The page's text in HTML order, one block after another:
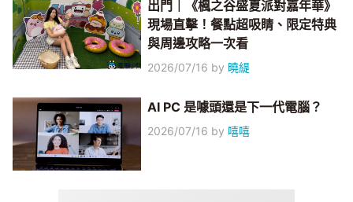
出門｜《楓之谷盛夏派對嘉年華》
現場直擊！餐點超吸睛、限定特典
與周邊攻略一次看
2026/07/16 by 曉緹
AI PC 是噱頭還是下一代電腦？
2026/07/16 by 嘻嘻